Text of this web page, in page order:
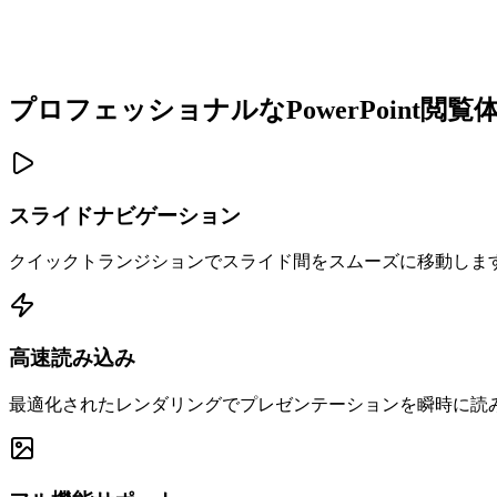
プロフェッショナルなPowerPoint閲覧
スライドナビゲーション
クイックトランジションでスライド間をスムーズに移動しま
高速読み込み
最適化されたレンダリングでプレゼンテーションを瞬時に読